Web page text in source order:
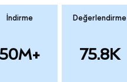
İndirme
50M+
Değerlendirme
75.8K